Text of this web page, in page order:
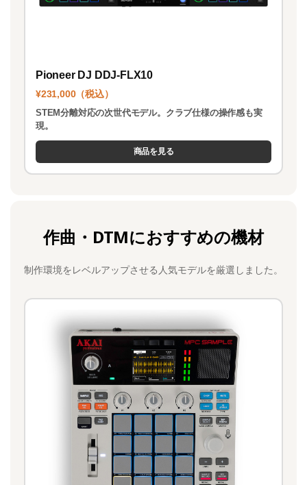
Pioneer DJ DDJ-FLX10
¥231,000（税込）
STEM分離対応の次世代モデル。クラブ仕様の操作感も実
現。
商品を見る
作曲・DTMにおすすめの機材
制作環境をレベルアップさせる人気モデルを厳選しました。